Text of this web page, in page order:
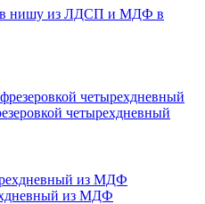
в нишу из ЛДСП и МДФ в
четырехдневный
из МДФ